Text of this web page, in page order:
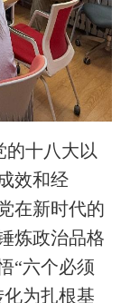
的十八大以
效和经
在新时代的
炼政治品格
“六个必须
为扎根基